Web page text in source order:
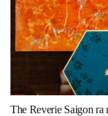
The Reverie Saigon